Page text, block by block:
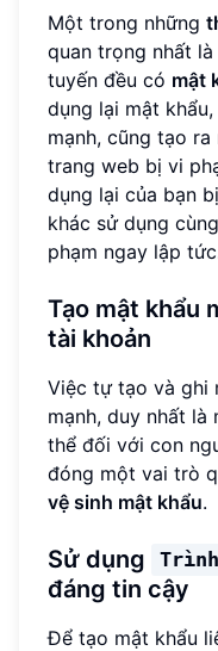
Một trong những
quan trọng nhất
tuyến đều có mật
dụng lại mật
mạnh, cũng tạo
trang web bị vi
dụng lại của bạn
khác sử dụng
phạm ngay lập
Tạo mật khẩu
tài khoản
Việc tự tạo và ghi
mạnh, duy nhất là
thể đối với con
đóng một vai trò
vệ sinh mật khẩu.
Sử dụng
đáng tin cậy
Để tạo mật khẩu